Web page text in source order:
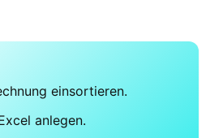
einsortieren.
anlegen.